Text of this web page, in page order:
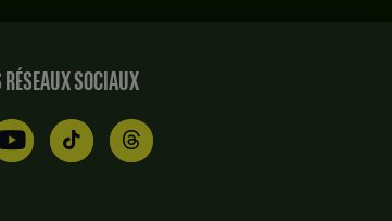
RÉSEAUX SOCIAUX